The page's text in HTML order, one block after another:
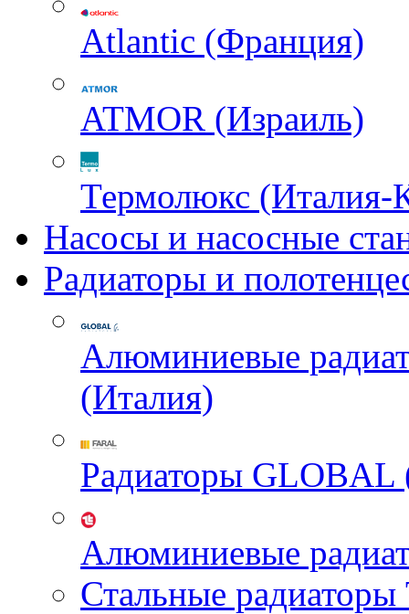
Atlantic (Франция)
ATMOR (Израиль)
Термолюкс (Италия-
Насосы и насосные
Радиаторы и
Алюминиевые
(Италия)
Радиаторы GLOBAL
Алюминиевые
Стальные